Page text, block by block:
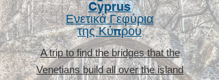
Cyprus
Ενετικά Γεφύρια
της Κύπρου
A trip to find the bridges that the
Venetians build all over the island